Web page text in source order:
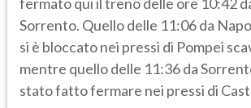
Sorrento. Quello delle 11:06 da
si è bloccato nei pressi di Pompei
mentre quello delle 11:36 da
stato fatto fermare nei pressi di